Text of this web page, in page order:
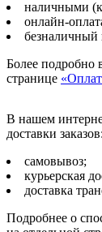
наличными
онлайн-
Более подробно
странице
В нашем
доставки заказов:
самовывоз;
курьерская
доставка
Подробнее о